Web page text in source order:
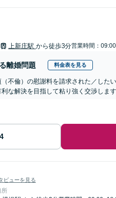
上新庄駅 から徒歩3分営業時間：
離婚問題 料金表を見る
（不倫）の慰謝料を請求された／し
な解決を目指して粘り強く交渉しま
ビューを見る
所